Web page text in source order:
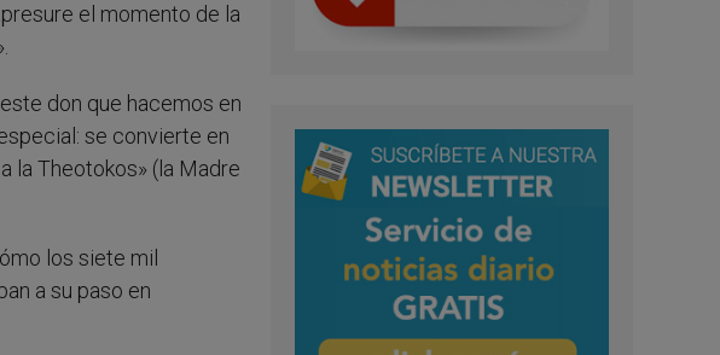
el momento de la
don que hacemos en
se convierte en
la Theotokos» (la Madre
los siete mil
a su paso en